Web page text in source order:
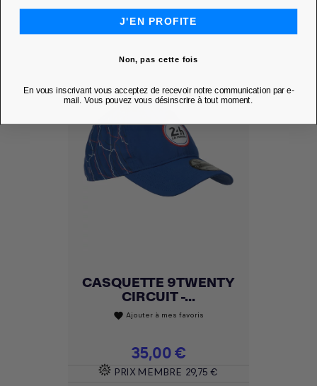
CASQUETTE 9TWENTY
CIRCUIT -...
favorite Ajouter à mes favoris
Prix
35,00 €
PRIX MEMBRE 29,75 €
J'EN PROFITE
Non, pas cette fois
En vous inscrivant vous acceptez de recevoir notre communication par e-
mail. Vous pouvez vous désinscrire à tout moment.